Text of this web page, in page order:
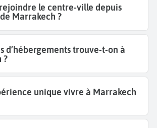
le centre-ville depuis
Marrakech ?
d’hébergements trouve-t-on à
?
unique vivre à Marrakech